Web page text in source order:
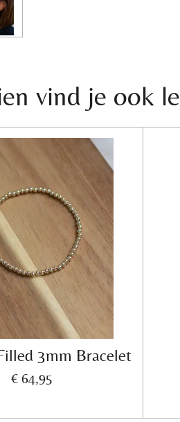
vind je ook
3mm Bracelet
€ 64,95